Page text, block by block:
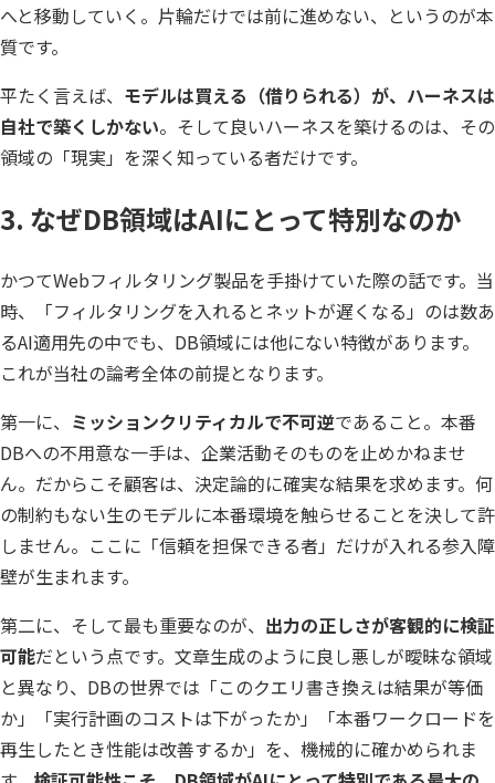
へと移動していく。片輪だけでは前に進めない、というのが本
質です。
平たく言えば、 モデルは買える（借りられる）が、ハーネスは
自社で築くしかない。そして良いハーネスを築けるのは、その
領域の「現実」を深く知っている者だけです。
3. なぜDB領域はAIにとって特別なのか
かつてWebフィルタリング製品を手掛けていた際の話です。当
時、「フィルタリングを入れるとネットが遅くなる」のは数あ
るAI適用先の中でも、DB領域には他にない特徴があります。
これが当社の論考全体の前提となります。
第一に、 ミッションクリティカルで不可逆であること。本番
DBへの不用意な一手は、企業活動そのものを止めかねませ
ん。だからこそ顧客は、決定論的に確実な結果を求めます。何
の制約もない生のモデルに本番環境を触らせることを決して許
しません。ここに「信頼を担保できる者」だけが入れる参入障
壁が生まれます。
第二に、そして最も重要なのが、 出力の正しさが客観的に検証
可能だという点です。文章生成のように良し悪しが曖昧な領域
と異なり、DBの世界では「このクエリ書き換えは結果が等価
か」「実行計画のコストは下がったか」「本番ワークロードを
再生したとき性能は改善するか」を、機械的に確かめられま